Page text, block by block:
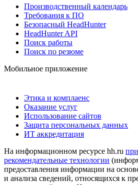
Производственный календарь
Требования к ПО
Безопасный HeadHunter
HeadHunter API
Поиск работы
Поиск по резюме
Мобильное приложение
Этика и комплаенс
Оказание услуг
Использование сайтов
Защита персональных данных
ИТ аккредитация
На информационном ресурсе hh.ru
рекомендательные технологии
предоставления информации на
и анализа сведений, относящихся к